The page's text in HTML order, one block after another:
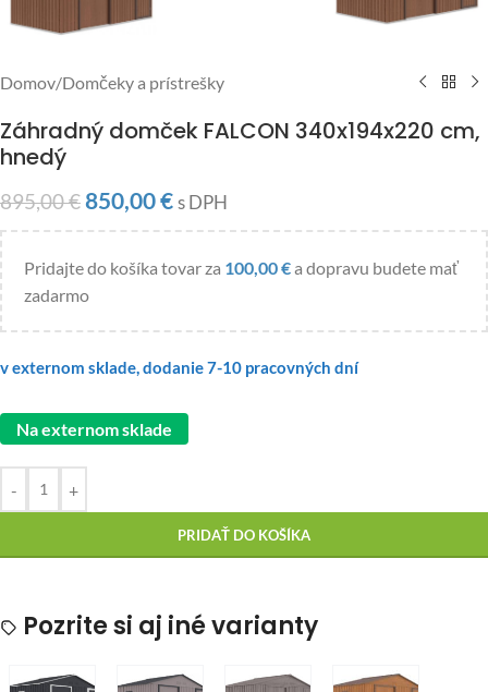
Domov/Domčeky a prístrešky
Záhradný domček FALCON 340x194x220 cm,
hnedý
895,00€850,00€ s DPH
Pridajte do košíka tovar za 100,00€a dopravu budete mať
zadarmo
v externom sklade, dodanie 7-10 pracovných dní
Na externom sklade
- +
PRIDAŤ DO KOŠÍKA
Pozrite si aj iné varianty